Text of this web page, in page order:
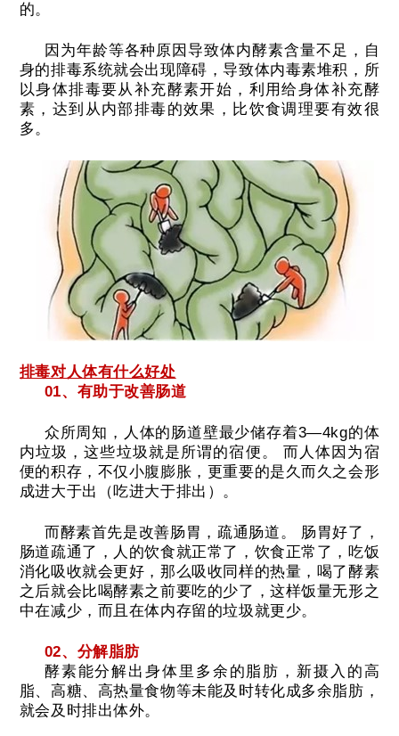
的。
因为年龄等各种原因导致体内酵素含量不足，自
身的排毒系统就会出现障碍，导致体内毒素堆积，所
以身体排毒要从补充酵素开始，利用给身体补充酵
素，达到从内部排毒的效果，比饮食调理要有效很
多。
排毒对人体有什么好处
01、有助于改善肠道
众所周知，人体的肠道壁最少储存着3—4kg的体
内垃圾，这些垃圾就是所谓的宿便。
而人体因为宿
便的积存，不仅小腹膨胀，更重要的是久而久之会形
成进大于出（吃进大于排出）。
而酵素首先是改善肠胃，疏通肠道。
肠胃好了，
肠道疏通了，人的饮食就正常了，饮食正常了，吃饭
消化吸收就会更好，那么吸收同样的热量，喝了酵素
之后就会比喝酵素之前要吃的少了，这样饭量无形之
中在减少，而且在体内存留的垃圾就更少。
02、分解脂肪
酵素能分解出身体里多余的脂肪，新摄入的高
脂、高糖、高热量食物等未能及时转化成多余脂肪，
就会及时排出体外。